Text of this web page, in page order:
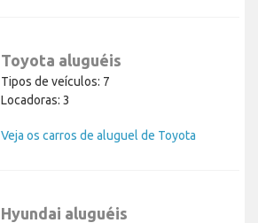
Toyota aluguéis
Tipos de veículos: 7
Locadoras: 3
Veja os carros de aluguel de Toyota
Hyundai aluguéis